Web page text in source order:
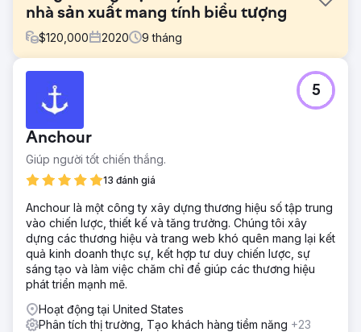
nhà sản xuất mang tính biểu tượng
$120,000 2020 9 tháng
Đầu năm 2020, một nhà sản xuất đồ thể thao mang tính
biểu tượng đã gặp khó khăn trong việc phát triển hoạt
động kinh doanh trực tuyến của mình bất chấp nhiều năm
nỗ lực. Đến tháng 4 năm 2020, nó chỉ đạt được 70.000
người dùng và doanh thu hàng tháng là 162.318,92 USD.
Đó là khi nó hợp tác với chúng tôi. Các kết quả nói cho
mình.
Giải pháp
Chúng tôi tập trung vào việc xác định đúng khách hàng
thông qua các chiến dịch tiếp thị được nhắm mục tiêu để
tăng mức độ tương tác và tỷ lệ chuyển đổi. Tìm kiếm
không phải trả tiền là chìa khóa để tạo ra sự bền vững cho
doanh nghiệp. Chúng tôi đã thiết kế lại trang web và tối ưu
hóa trải nghiệm người dùng cũng như hành trình của người
mua.
Anchour
Giúp người tốt chiến thắng.
13 đánh giá
5
Anchour là một công ty xây dựng thương hiệu số tập trung
vào chiến lược, thiết kế và tăng trưởng. Chúng tôi xây
dựng các thương hiệu và trang web khó quên mang lại kết
quả kinh doanh thực sự, kết hợp tư duy chiến lược, sự
sáng tạo và làm việc chăm chỉ để giúp các thương hiệu
phát triển mạnh mẽ.
Hoạt động tại United States
Phân tích thị trường, Tạo khách hàng tiềm năng +23